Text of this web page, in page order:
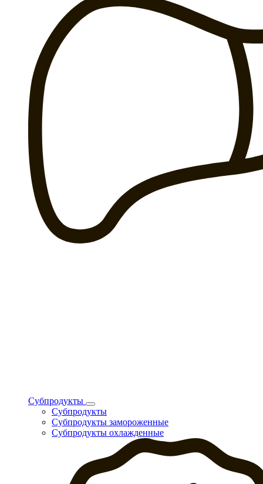
Субпродукты
Субпродукты
Субпродукты замороженные
Субпродукты охлажденные